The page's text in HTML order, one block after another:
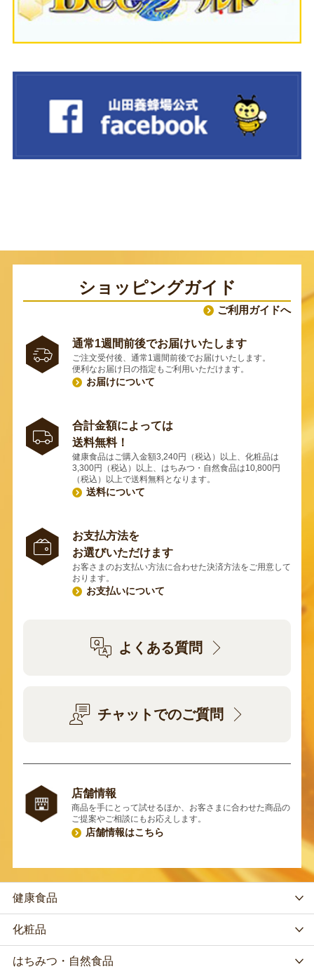
ショッピングガイド
ご利用ガイドへ
通常1週間前後でお届けいたします
ご注文受付後、通常1週間前後でお届けいたします。
便利なお届け日の指定もご利用いただけます。
お届けについて
合計金額によっては
送料無料！
健康食品はご購入金額3,240円（税込）以上、化粧品は
3,300円（税込）以上、はちみつ・自然食品は10,800円
（税込）以上で送料無料となります。
送料について
お支払方法を
お選びいただけます
お客さまのお支払い方法に合わせた決済方法をご用意して
おります。
お支払いについて
よくある質問
チャットでのご質問
店舗情報
商品を手にとって試せるほか、お客さまに合わせた商品の
ご提案やご相談にもお応えします。
店舗情報はこちら
健康食品
化粧品
はちみつ・自然食品